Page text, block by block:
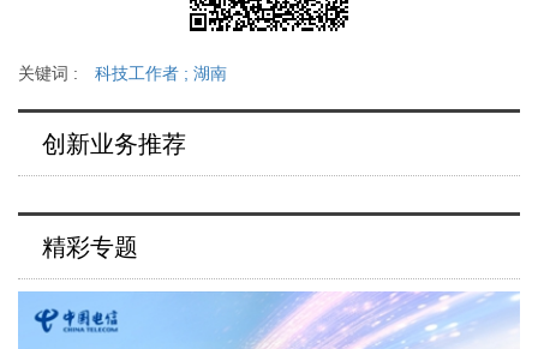
关键词 : 科技工作者 ; 湖南
创新业务推荐
精彩专题